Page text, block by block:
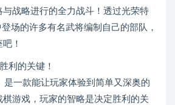
战略进行的全力战斗！透过光荣特
场的许多有名武将编制自己的部队，
！
利的关键！
是一款能让玩家体验到简单又深奥的
棋游戏，玩家的智略是决定胜利的关